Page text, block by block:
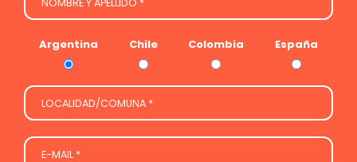
Argentina Chile Colombia España